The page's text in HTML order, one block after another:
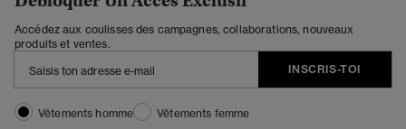
Accédez aux coulisses des campagnes, collaborations, nouveaux
produits et ventes.
INSCRIS-TOI
Vêtements homme
Vêtements femme